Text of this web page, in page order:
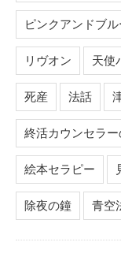
ピンクアンドブ
リヴオン 天使
死産 法話
終活カウンセラ
絵本セラピー
除夜の鐘 青空